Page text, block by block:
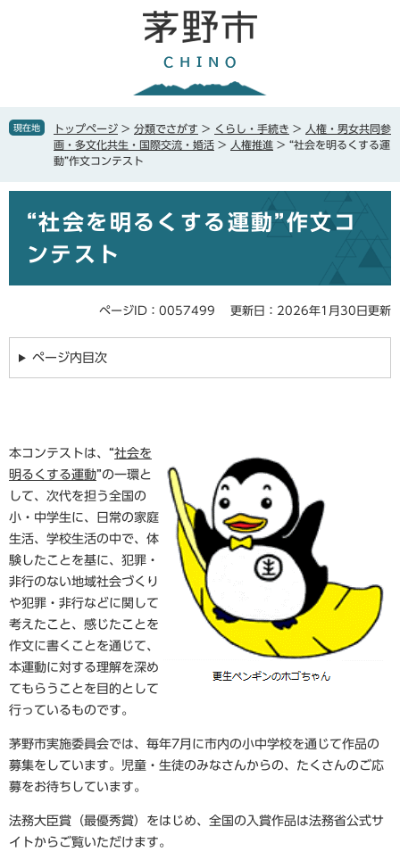
で
ば現在地 トップページ > 分類でさがす > くらし・手続き >
人権・男女共同参
画・多文化共生・国際交流・婚活 > 人権推進 > “社会を明るくする運
動”作文コンテスト
“社会を明るくする運動”作文コ
ンテスト
ページID：0057499 更新日：2026年1月30日更新
ページ内目次
本コンテストは、“社会を
明るくする運動”の一環と
して、次代を担う全国の
小・中学生に、日常の家庭
生活、学校生活の中で、体
験したことを基に、犯罪・
非行のない地域社会づくり
や犯罪・非行などに関して
考えたこと、感じたことを
作文に書くことを通じて、
本運動に対する理解を深め
てもらうことを目的として
行っているものです。
茅野市実施委員会では、毎年7月に市内の小中学校を通じて作品の
募集をしています。児童・生徒のみなさんからの、たくさんのご応
募をお待ちしています。
法務大臣賞（最優秀賞）をはじめ、全国の入賞作品は法務省公式サ
イトからご覧いただけます。